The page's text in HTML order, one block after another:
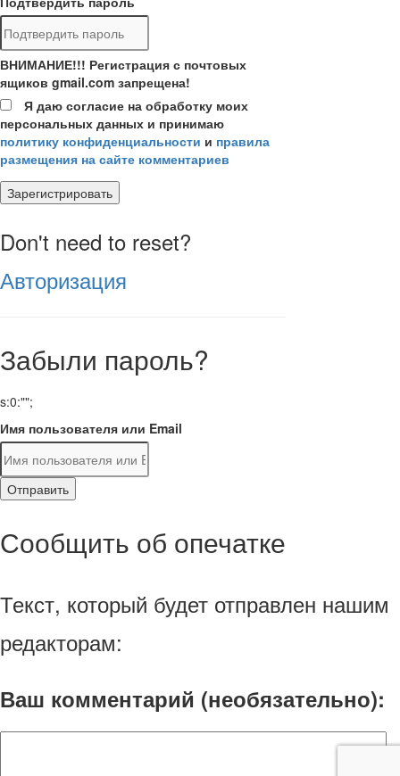
ВНИМАНИЕ!!! Регистрация с почтовых
ящиков gmail.com запрещена!
Я даю согласие на обработку моих
персональных данных и принимаю
политику конфиденциальности и правила
размещения на сайте комментариев
Зарегистрировать
Don't need to reset?
Авторизация
Забыли пароль?
s:0:"";
Имя пользователя или Email
Отправить
Сообщить об опечатке
Текст, который будет отправлен нашим
редакторам:
Ваш комментарий (необязательно):